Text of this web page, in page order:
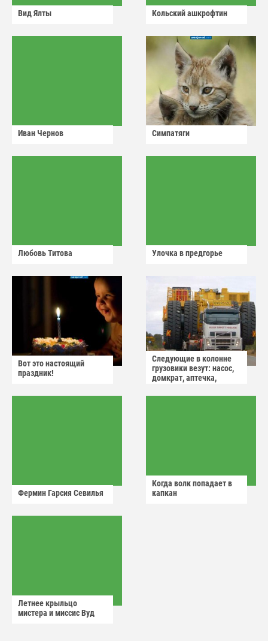
Вид Ялты Кольский ашкрофтин
Иван Чернов Симпатяги
Любовь Титова Улочка в предгорье
Вот это настоящий
праздник!
Следующие в колонне
грузовики везут: насос,
домкрат, аптечка,
Фермин Гарсия Севилья
Когда волк попадает в
капкан
Летнее крыльцо
мистера и миссис Вуд